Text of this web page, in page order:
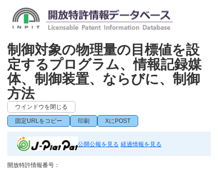
制御対象の物理量の目標値を設
定するプログラム、情報記録媒
体、制御装置、ならびに、制御
方法
ウインドウを閉じる
固定URLをコピー 印刷 XにPOST
公開公報を見る 経過情報を見る
開放特許情報番号：